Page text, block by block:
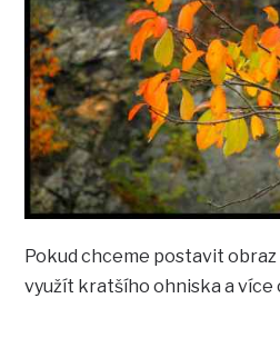
Pokud chceme postavit
využít kratšího ohniska a více